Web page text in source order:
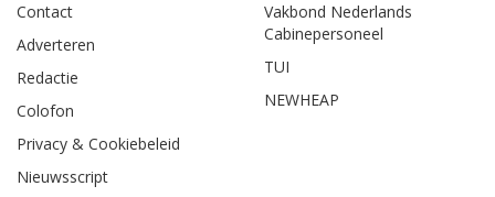
Contact
Adverteren
Redactie
Colofon
Privacy & Cookiebeleid
Nieuwsscript
Vakbond Nederlands
Cabinepersoneel
TUI
NEWHEAP